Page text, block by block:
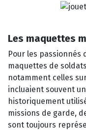
Les maquettes
Pour les passionnés
maquettes de
notamment celles
incluaient souvent
historiquement
missions de garde,
sont toujours